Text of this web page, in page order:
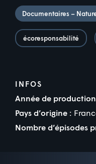
Documentaires –
écoresponsabilité
INFOS
Année de
Pays d’origine :
Nombre d’épisodes